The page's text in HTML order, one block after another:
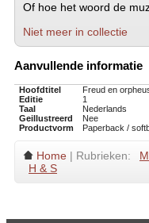
Of hoe het woord de
Niet meer in collectie
Aanvullende informatie
Hoofdtitel
Freud en
Editie
1
Taal
Nederlands
Geillustreerd
Nee
Productvorm
Paperback /
Home | Rubrieken:
H & S